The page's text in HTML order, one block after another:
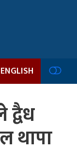
ENGLISH
थापा